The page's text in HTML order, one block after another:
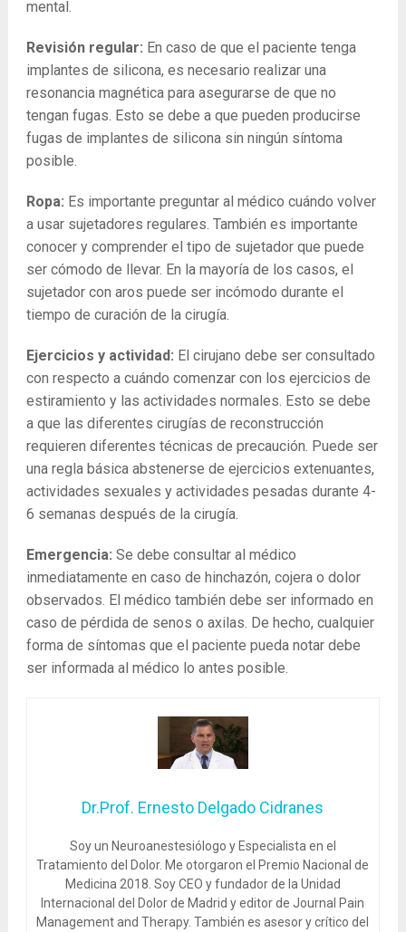
mental.
Revisión regular: En caso de que el paciente tenga
implantes de silicona, es necesario realizar una
resonancia magnética para asegurarse de que no
tengan fugas. Esto se debe a que pueden producirse
fugas de implantes de silicona sin ningún síntoma
posible.
Ropa: Es importante preguntar al médico cuándo volver
a usar sujetadores regulares. También es importante
conocer y comprender el tipo de sujetador que puede
ser cómodo de llevar. En la mayoría de los casos, el
sujetador con aros puede ser incómodo durante el
tiempo de curación de la cirugía.
Ejercicios y actividad: El cirujano debe ser consultado
con respecto a cuándo comenzar con los ejercicios de
estiramiento y las actividades normales. Esto se debe
a que las diferentes cirugías de reconstrucción
requieren diferentes técnicas de precaución. Puede ser
una regla básica abstenerse de ejercicios extenuantes,
actividades sexuales y actividades pesadas durante 4-
6 semanas después de la cirugía.
Emergencia: Se debe consultar al médico
inmediatamente en caso de hinchazón, cojera o dolor
observados. El médico también debe ser informado en
caso de pérdida de senos o axilas. De hecho, cualquier
forma de síntomas que el paciente pueda notar debe
ser informada al médico lo antes posible.
Dr.Prof. Ernesto Delgado Cidranes
Soy un Neuroanestesiólogo y Especialista en el
Tratamiento del Dolor. Me otorgaron el Premio Nacional de
Medicina 2018. Soy CEO y fundador de la Unidad
Internacional del Dolor de Madrid y editor de Journal Pain
Management and Therapy. También es asesor y crítico del